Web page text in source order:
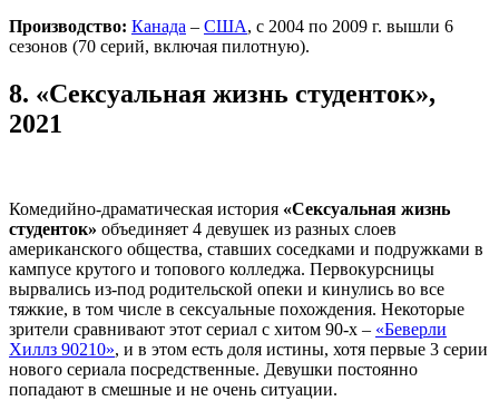
Производство: Канада – США, с 2004 по 2009 г. вышли 6
сезонов (70 серий, включая пилотную).
8. «Сексуальная жизнь студенток»,
2021
Комедийно-драматическая история «Сексуальная жизнь
студенток» объединяет 4 девушек из разных слоев
американского общества, ставших соседками и подружками в
кампусе крутого и топового колледжа. Первокурсницы
вырвались из-под родительской опеки и кинулись во все
тяжкие, в том числе в сексуальные похождения. Некоторые
зрители сравнивают этот сериал с хитом 90-х – «Беверли
Хиллз 90210», и в этом есть доля истины, хотя первые 3 серии
нового сериала посредственные. Девушки постоянно
попадают в смешные и не очень ситуации.